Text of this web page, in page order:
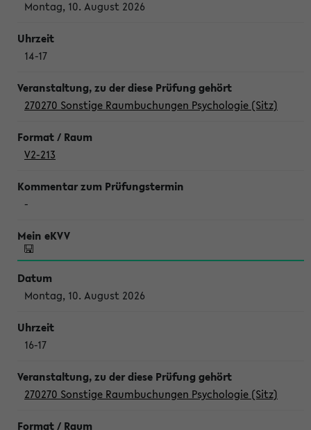
Montag, 10. August 2026
14-17
270270 Sonstige Raumbuchungen Psychologie (Sitz)
V2-213
-
Montag, 10. August 2026
16-17
270270 Sonstige Raumbuchungen Psychologie (Sitz)